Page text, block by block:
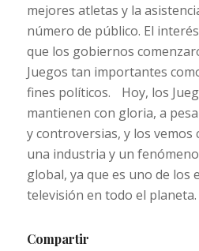
mejores atletas y la
número de público. El
que los gobiernos
Juegos tan importantes
fines políticos. Hoy, los
mantienen con gloria, a
y controversias, y los
una industria y un
global, ya que es uno de los
televisión en todo el planeta.
Compartir